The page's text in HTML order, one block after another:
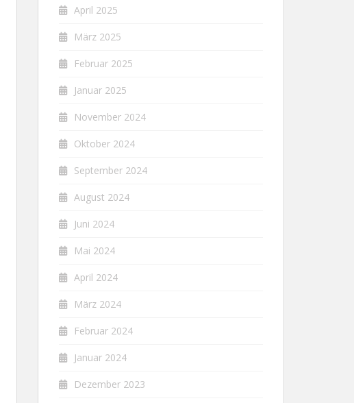
April 2025
März 2025
Februar 2025
Januar 2025
November 2024
Oktober 2024
September 2024
August 2024
Juni 2024
Mai 2024
April 2024
März 2024
Februar 2024
Januar 2024
Dezember 2023